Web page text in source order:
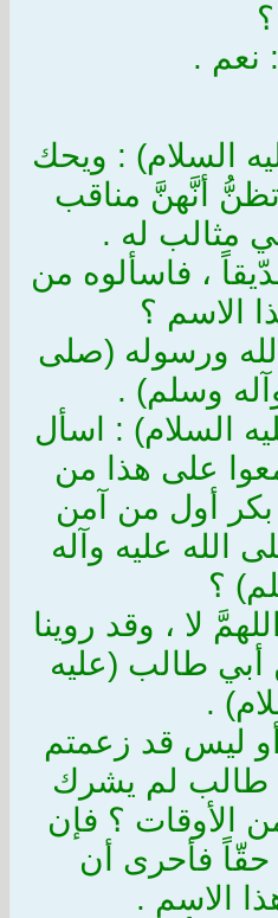
؟
نعم .
السلام) : ويحك
أنَّهنَّ مناقب
مثالب له .
، فاسألوه من
الاسم ؟
ورسوله (صلى
وآله وسلم) .
السلام) : اسأل
على هذا من
بكر أول من آمن
الله عليه وآله
؟
لا ، وقد روينا
أبي طالب (عليه
.
ليس قد زعمتم
طالب لم يشرك
الأوقات ؟ فإن
حقّاً فأحرى أن
الاسم .